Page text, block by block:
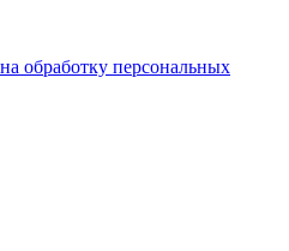
обработку персональных